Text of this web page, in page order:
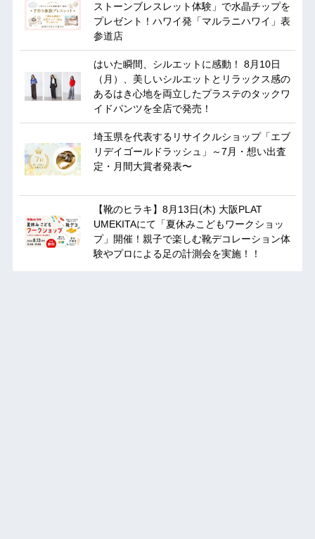
ストーンブレスレット体験」で水晶チップを
プレゼント！ハワイ発「マルラニハワイ」表
参道店
はいた瞬間、シルエットに感動！ 8月10日
（月）、美しいシルエットとリラックス感の
あるはき心地を両立したプラステのタックワ
イドパンツを全店で発売！
埼玉県を代表するリサイクルショップ「エブ
リデイゴールドラッシュ」～7月・想い出査
定・月間大賞者発表〜
【靴のヒラキ】8月13日(木) 大阪PLAT
UMEKITAにて「夏休みこどもワークショッ
プ」開催！親子で楽しむ靴デコレーション体
験やプロによる足の計測会を実施！！